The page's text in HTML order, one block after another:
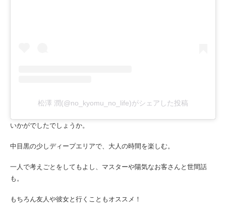
松澤 潤(@no_kyomu_no_life)がシェアした投稿
いかがでしたでしょうか。
中目黒の少しディープエリアで、大人の時間を楽しむ。
一人で考えごとをしてもよし、マスターや陽気なお客さんと世間話
も。
もちろん友人や彼女と行くこともオススメ！